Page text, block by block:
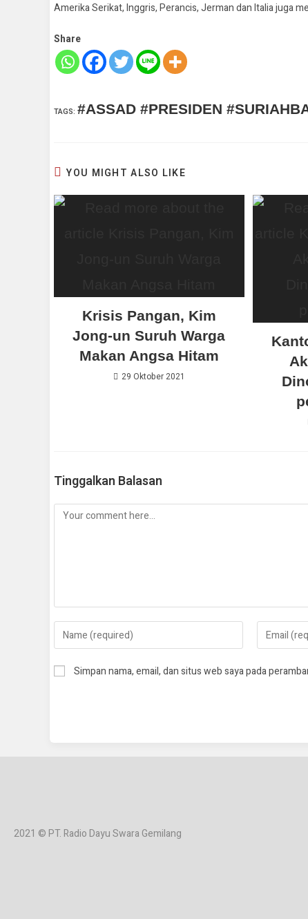
Amerika Serikat, Inggris, Perancis, Jerman dan Italia juga
Share
TAGS: #ASSAD #PRESIDEN
YOU MIGHT ALSO LIKE
Krisis Pangan, Kim
Jong-un Suruh Warga
Makan Angsa Hitam
29 Oktober 2021
Tinggalkan Balasan
Simpan nama, email, dan situs web saya pada
2021 © PT. Radio Dayu Swara Gemilang